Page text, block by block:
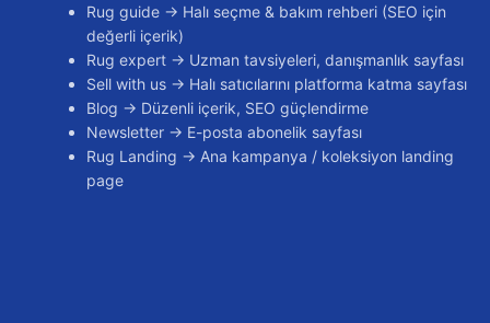
Rug guide → Halı seçme & bakım rehberi (SEO için
değerli içerik)
Rug expert → Uzman tavsiyeleri, danışmanlık sayfası
Sell with us → Halı satıcılarını platforma katma sayfası
Blog → Düzenli içerik, SEO güçlendirme
Newsletter → E-posta abonelik sayfası
Rug Landing → Ana kampanya / koleksiyon landing
page